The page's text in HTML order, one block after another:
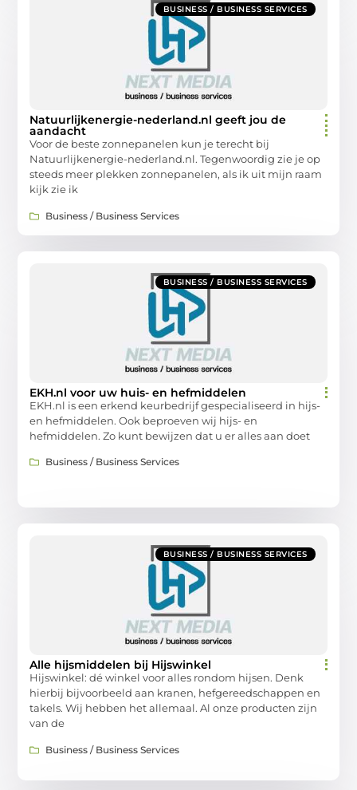
BUSINESS / BUSINESS SERVICES
Natuurlijkenergie-nederland.nl geeft jou de
aandacht
Voor de beste zonnepanelen kun je terecht bij
Natuurlijkenergie-nederland.nl. Tegenwoordig zie je op
steeds meer plekken zonnepanelen, als ik uit mijn raam
kijk zie ik
Business / Business Services
BUSINESS / BUSINESS SERVICES
EKH.nl voor uw huis- en hefmiddelen
EKH.nl is een erkend keurbedrijf gespecialiseerd in hijs-
en hefmiddelen. Ook beproeven wij hijs- en
hefmiddelen. Zo kunt bewijzen dat u er alles aan doet
Business / Business Services
BUSINESS / BUSINESS SERVICES
Alle hijsmiddelen bij Hijswinkel
Hijswinkel: dé winkel voor alles rondom hijsen. Denk
hierbij bijvoorbeeld aan kranen, hefgereedschappen en
takels. Wij hebben het allemaal. Al onze producten zijn
van de
Business / Business Services